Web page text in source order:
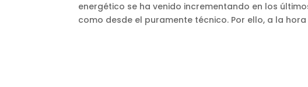
energético se ha venido incrementando en los
como desde el puramente técnico. Por ello, a la hora